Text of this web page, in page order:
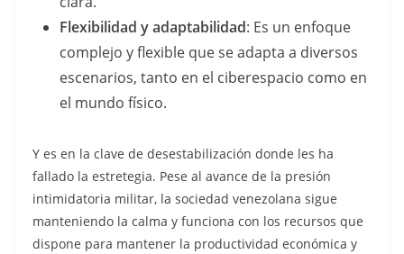
Flexibilidad y adaptabilidad: Es un enfoque
complejo y flexible que se adapta a diversos
escenarios, tanto en el ciberespacio como en
el mundo físico.
Y es en la clave de desestabilización donde les ha
fallado la estretegia. Pese al avance de la presión
intimidatoria militar, la sociedad venezolana sigue
manteniendo la calma y funciona con los recursos que
dispone para mantener la productividad económica y